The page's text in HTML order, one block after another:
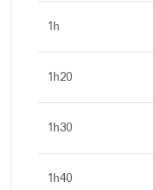
1h
1h20
1h30
1h40